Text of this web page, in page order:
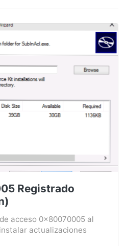
Registrado
acceso 0x80070005 al
actualizaciones